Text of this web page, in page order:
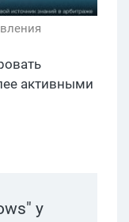
активными
у